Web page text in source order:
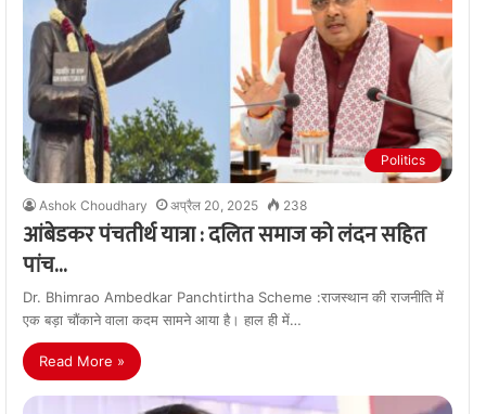
Politics
Ashok Choudhary अप्रैल 20, 2025 238
आंबेडकर पंचतीर्थ यात्रा : दलित समाज को लंदन सहित
पांच…
Dr. Bhimrao Ambedkar Panchtirtha Scheme :राजस्थान की राजनीति में
एक बड़ा चौंकाने वाला कदम सामने आया है। हाल ही में…
Read More »